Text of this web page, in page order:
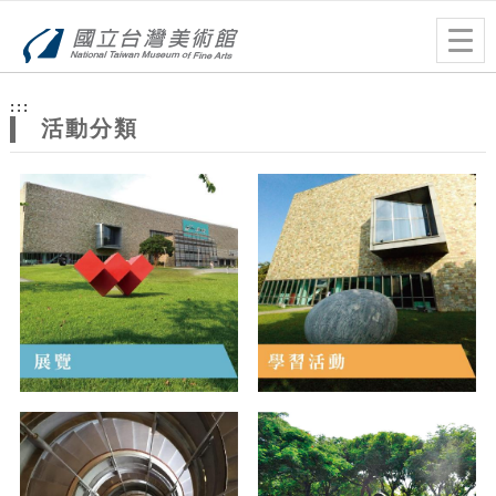
站
主
題
:::
活動分類